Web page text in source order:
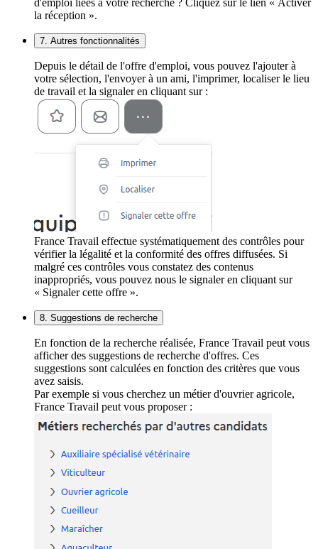
la réception ».
7. Autres fonctionnalités
Depuis le détail de l'offre d'emploi, vous pouvez l'ajouter à
votre sélection, l'envoyer à un ami, l'imprimer, localiser le lieu
de travail et la signaler en cliquant sur :
France Travail effectue systématiquement des contrôles pour
vérifier la légalité et la conformité des offres diffusées. Si
malgré ces contrôles vous constatez des contenus
inappropriés, vous pouvez nous le signaler en cliquant sur
« Signaler cette offre ».
8. Suggestions de recherche
En fonction de la recherche réalisée, France Travail peut vous
afficher des suggestions de recherche d'offres. Ces
suggestions sont calculées en fonction des critères que vous
avez saisis.
Par exemple si vous cherchez un métier d'ouvrier agricole,
France Travail peut vous proposer :